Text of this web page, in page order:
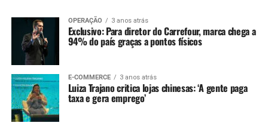
OPERAÇÃO 3 anos atrás
Exclusivo: Para diretor do Carrefour, marca chega a
94% do país graças a pontos físicos
E-COMMERCE 3 anos atrás
Luiza Trajano critica lojas chinesas: ‘A gente paga
taxa e gera emprego’